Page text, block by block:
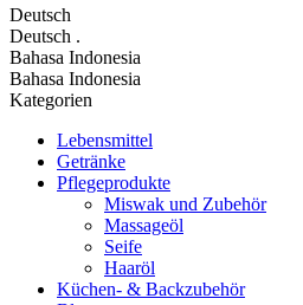
Deutsch
Deutsch .
Bahasa Indonesia
Bahasa Indonesia
Kategorien
Lebensmittel
Getränke
Pflegeprodukte
Miswak und Zubehör
Massageöl
Seife
Haaröl
Küchen- & Backzubehör